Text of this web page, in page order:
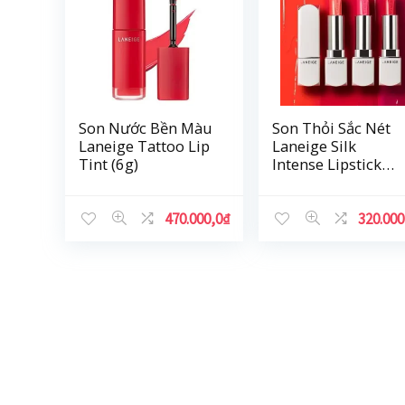
Son Nước Bền Màu
Laneige Tattoo Lip
Tint (6g)
470.000,0₫
Son Thỏi Sắc Nét
Laneige Silk
Intense Lipstick